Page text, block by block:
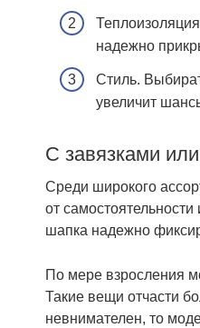
надежно
Стиль.
увеличит
С завязками
Среди широкого
от
шапка надежно
По мере взросления
Такие вещи отчасти
невнимателен, то